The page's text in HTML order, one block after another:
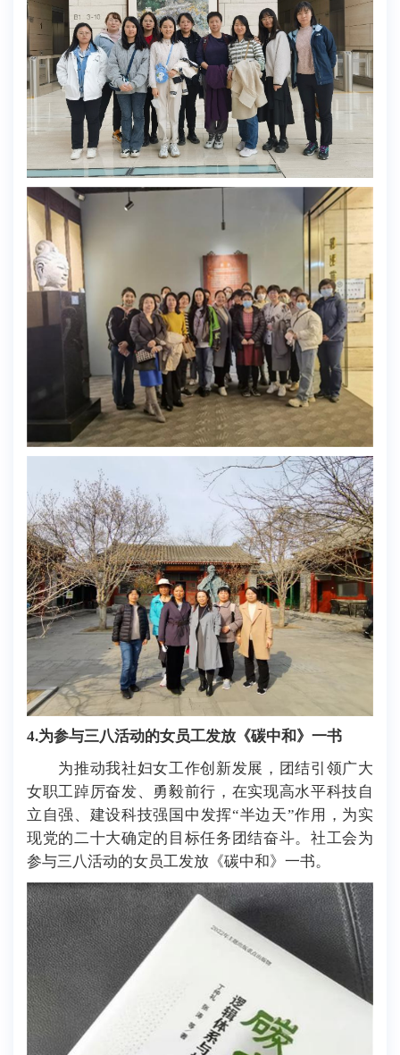
4.为参与三八活动的女员工发放《碳中和》一书
为推动我社妇女工作创新发展，团结引领广大
女职工踔厉奋发、勇毅前行，在实现高水平科技自
立自强、建设科技强国中发挥“半边天”作用，为实
现党的二十大确定的目标任务团结奋斗。社工会为
参与三八活动的女员工发放《碳中和》一书。